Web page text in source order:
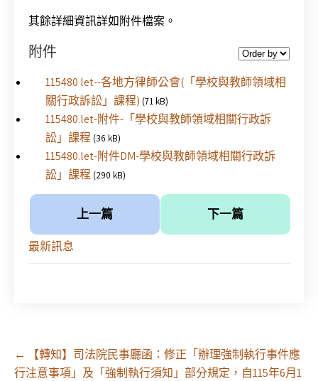
其餘詳細資訊詳如附件檔案。
附件
115480 let--各地方律師公會(「學校與教師領域相
關行政訴訟」課程) (71 kB)
115480.let-附件-「學校與教師領域相關行政訴
訟」課程 (36 kB)
115480.let-附件DM-學校與教師領域相關行政訴
訟」課程 (290 kB)
上一篇 下一篇
最新訊息
Post
navigation
←
【轉知】司法院民事廳函：修正「辦理強制執行事件應
行注意事項」及「強制執行須知」部分規定，自115年6月1